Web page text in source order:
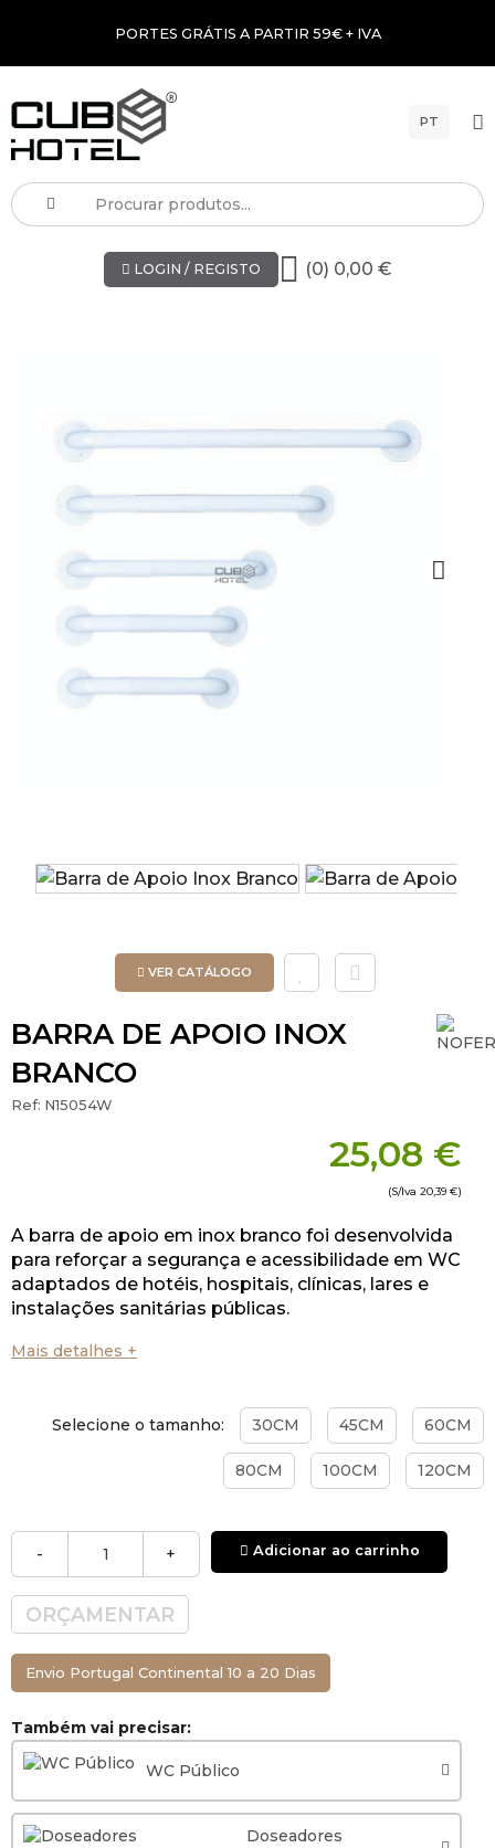
PORTES GRÁTIS A PARTIR 59€ + IVA
PT
LOGIN / REGISTO (0) 0,00 €
VER CATÁLOGO
BARRA DE APOIO INOX
BRANCO
Ref: N15054W
25,08 €
(S/Iva 20,39 €)
A barra de apoio em inox branco foi desenvolvida
para reforçar a segurança e acessibilidade em WC
adaptados de hotéis, hospitais, clínicas, lares e
instalações sanitárias públicas.
Mais detalhes +
Selecione o tamanho: 30CM 45CM 60CM
80CM 100CM 120CM
- + Adicionar ao carrinho
ORÇAMENTAR
Envio Portugal Continental 10 a 20 Dias
Também vai precisar:
WC Público
Doseadores